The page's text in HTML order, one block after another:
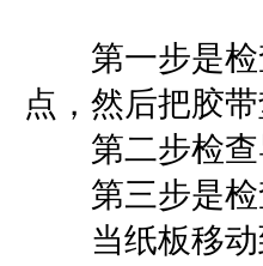
第一步是检
点，然后把胶
第二步检查
第三步是检
当纸板移动